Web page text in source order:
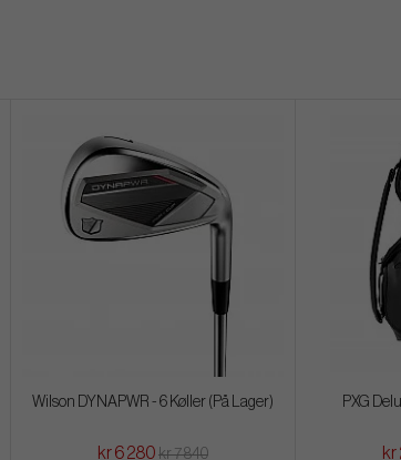
Wilson DYNAPWR - 6 Køller (På Lager)
kr 6 280 kr 7 840
PXG
kr